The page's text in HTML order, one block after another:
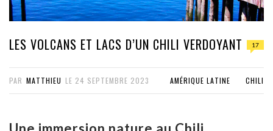
h
LES VOLCANS ET LACS D’UN CHILI VERDOYANT 17
PAR MATTHIEU LE 24 SEPTEMBRE 2023 AMÉRIQUE LATINE CHILI